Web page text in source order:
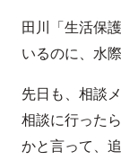
田川「生活保
いるのに、水
先日も、相談
相談に行った
かと言って、